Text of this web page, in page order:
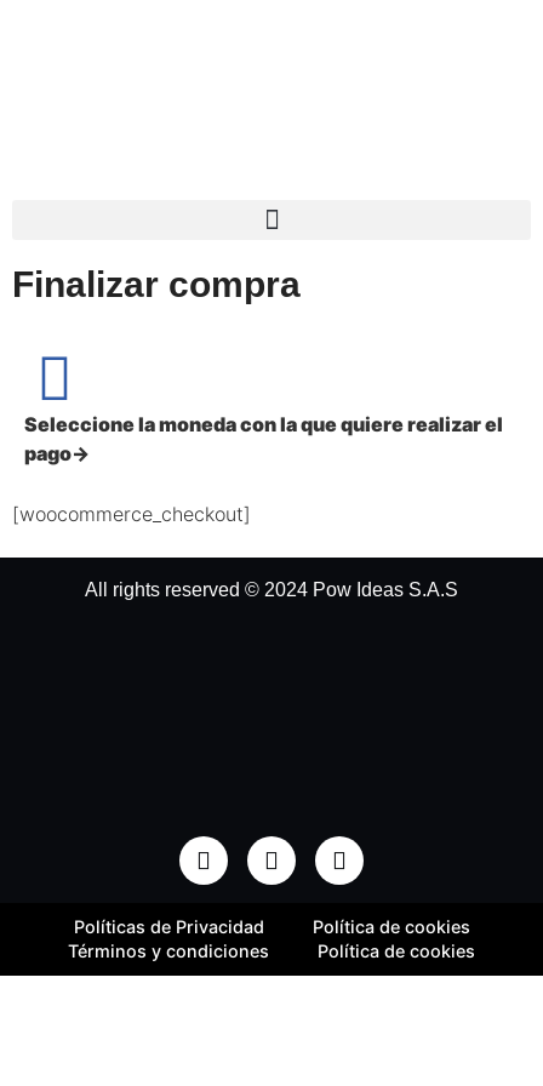
Finalizar compra
Seleccione la moneda con la que quiere realizar el
pago→
[woocommerce_checkout]
All rights reserved © 2024 Pow Ideas S.A.S
Políticas de Privacidad
Política de cookies
Términos y condiciones
Política de cookies